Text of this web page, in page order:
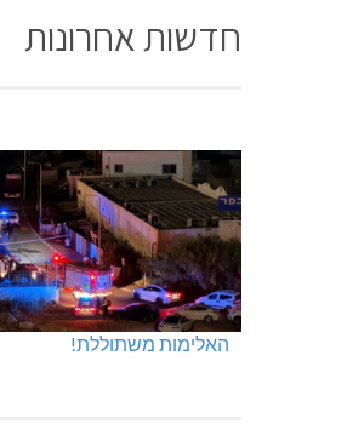
חדשות אחרונות
האלימות משתוללת!